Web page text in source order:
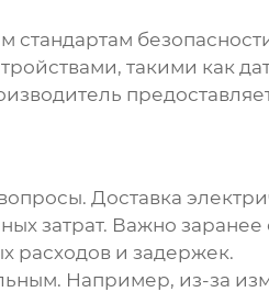
стандартам
такими как
Доставка
затрат. Важно заранее
расходов и задержек.
Например, из-за